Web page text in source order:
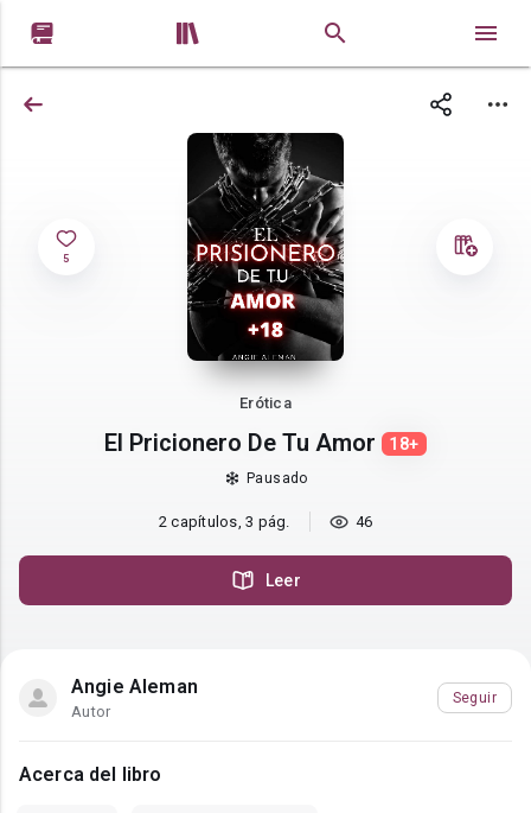
 
5
Erótica
El Pricionero De Tu Amor 18+
Pausado
2 capítulos, 3 pág. 46
Leer
Angie Aleman
Autor
Seguir
Acerca del libro